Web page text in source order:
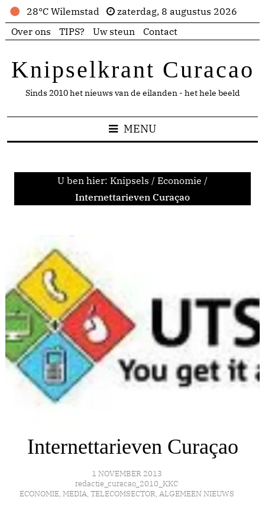
28°C Wilemstad
zaterdag, 8 augustus 2026
Over ons
TIPS? Uw steun Contact
Knipselkrant Curacao
Sinds 2010 het nieuws van de eilanden - het hele beeld
MENU
U ben hier: Knipsels / Economie /
Internettarieven Curaçao
Internettarieven Curaçao
1 NOVEMBER 2013
redactie_curacao_2010_KKC
ECONOMIE, MEDIA, TELECOMSECTOR, ALGEMEEN NIEUWS